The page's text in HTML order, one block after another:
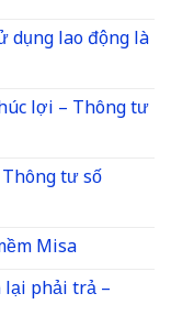
dụng lao động là
lợi – Thông tư
tư số
Misa
phải trả –